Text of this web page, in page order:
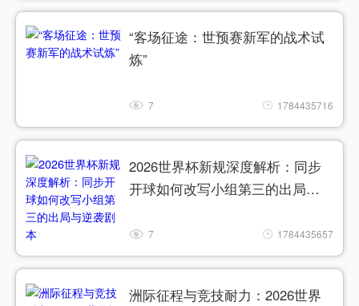
“客场征途：世预赛新军的战术试
炼”
7 1784435716
2026世界杯新规深度解析：同步
开球如何改写小组第三的出局与
7 1784435657
洲际征程与竞技耐力：2026世界